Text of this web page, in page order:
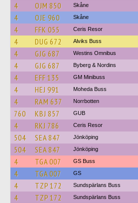
4 OJM 850 Skåne
4 OJE 960 Skåne
4 FFK 055 Ceris Resor
4 DUG 672 Alviks Buss
4 GJG 687 Westins Omnibus
4 GJG 687 Byberg & Nordins
4 EFF 135 GM Minibuss
4 HEJ 991 Moheda Buss
4 RAM 637 Norrbotten
760 KBJ 857 GUB
4 RKJ 786 Ceris Resor
504 SEA 847 Jönköping
504 SEA 847 Jönköping
4 TGA 007 GS Buss
4 TGA 007 GS
4 TZP 172 Sundspärlans Buss
4 TZP 172 Sundspärlans Buss